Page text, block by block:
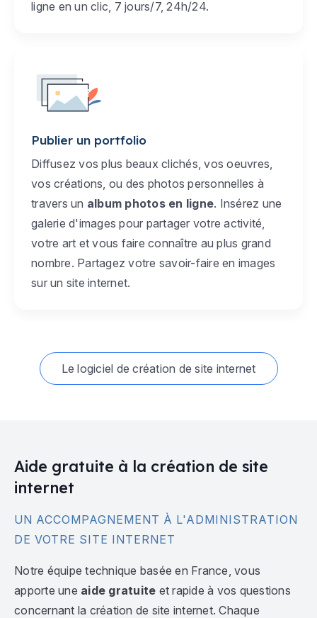
ligne en un clic, 7 jours/7, 24h/24.
Publier un portfolio
Diffusez vos plus beaux clichés, vos oeuvres,
vos créations, ou des photos personnelles à
travers un album photos en ligne. Insérez une
galerie d'images pour partager votre activité,
votre art et vous faire connaître au plus grand
nombre. Partagez votre savoir-faire en images
sur un site internet.
Le logiciel de création de site internet
Aide gratuite à la création de site
internet
UN ACCOMPAGNEMENT À L'ADMINISTRATION
DE VOTRE SITE INTERNET
Notre équipe technique basée en France, vous
apporte une aide gratuite et rapide à vos questions
concernant la création de site internet. Chaque